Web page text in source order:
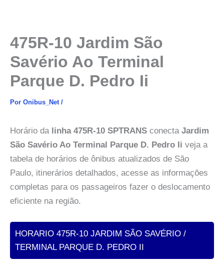
475R-10 Jardim São
Savério Ao Terminal
Parque D. Pedro Ii
Por Onibus_Net /
Horário da linha 475R-10 SPTRANS conecta Jardim
São Savério Ao Terminal Parque D. Pedro Ii veja a
tabela de horários de ônibus atualizados de São
Paulo, itinerários detalhados, acesse as informações
completas para os passageiros fazer o deslocamento
eficiente na região.
HORARIO 475R-10 JARDIM SÃO SAVÉRIO /
TERMINAL PARQUE D. PEDRO II